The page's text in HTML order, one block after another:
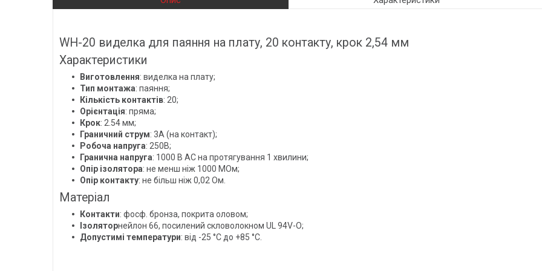
WH-20 виделка для паяння на плату, 20 контакту, крок 2,54 мм
Характеристики
Виготовлення: виделка на плату;
Тип монтажа: паяння;
Кількість контактів: 20;
Орієнтація: пряма;
Крок: 2.54 мм;
Граничний струм: 3A (на контакт);
Робоча напруга: 250В;
Гранична напруга: 1000 В АС на протягування 1 хвилини;
Опір ізолятора: не менш ніж 1000 МОм;
Опір контакту: не більш ніж 0,02 Ом.
Матеріал
Контакти: фосф. бронза, покрита оловом;
Ізоляторнейлон 66, посилений скловолокном UL 94V-O;
Допустимі температури: від -25 °C до +85 °C.